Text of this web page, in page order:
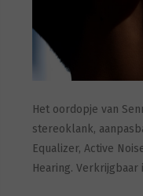
Het oordopje van
stereoklank,
Equalizer, Active
Hearing. Verkrijgbaar